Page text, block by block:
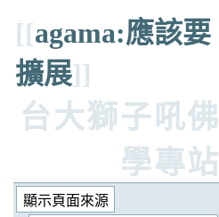
[[agama:應該要
擴展]]
台大獅子吼佛
學專站